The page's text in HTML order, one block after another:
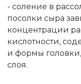
- соление в
посолки сыра
концентрации
кислотности,
и формы головки,
слоя.